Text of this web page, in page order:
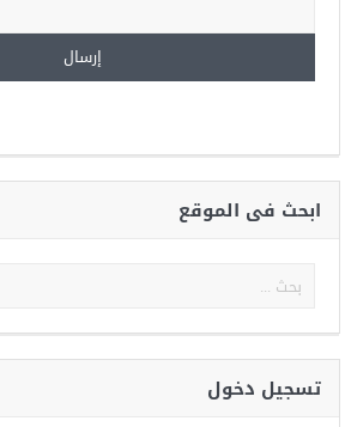
ابحث فى الموقع
تسجيل دخول